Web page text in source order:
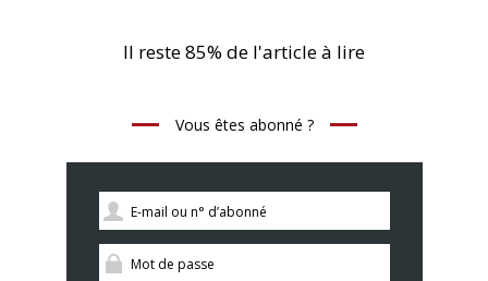
Il reste 85% de l'article à lire
Vous êtes abonné ?